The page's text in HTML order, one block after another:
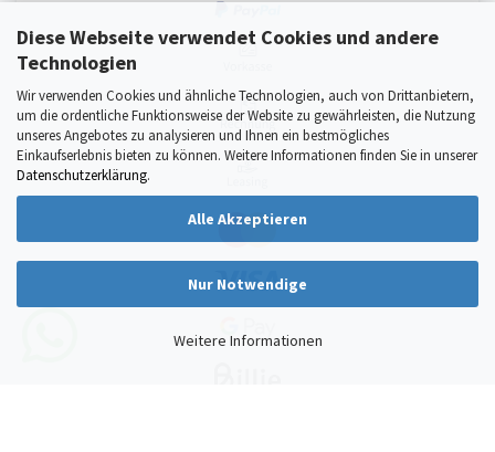
Diese Webseite verwendet Cookies und andere
Technologien
Wir verwenden Cookies und ähnliche Technologien, auch von Drittanbietern,
um die ordentliche Funktionsweise der Website zu gewährleisten, die Nutzung
unseres Angebotes zu analysieren und Ihnen ein bestmögliches
Einkaufserlebnis bieten zu können. Weitere Informationen finden Sie in unserer
Datenschutzerklärung.
Alle Akzeptieren
Nur Notwendige
Weitere Informationen